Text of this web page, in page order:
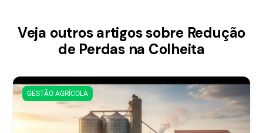
Veja outros artigos sobre Redução
de Perdas na Colheita
GESTÃO AGRÍCOLA